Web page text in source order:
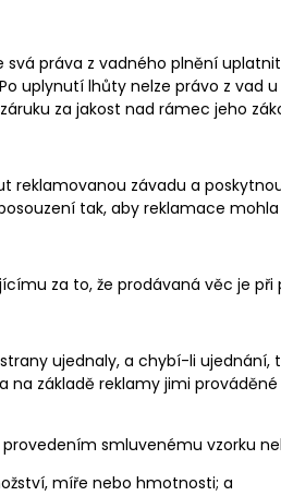
práva z vadného plnění
uplynutí lhůty nelze právo z
za jakost nad rámec jeho
reklamovanou závadu a
tak, aby reklamace
za to, že prodávaná věc je
ujednaly, a chybí-li
na základě reklamy jimi
smluvenému vzorku
míře nebo hmotnosti; a